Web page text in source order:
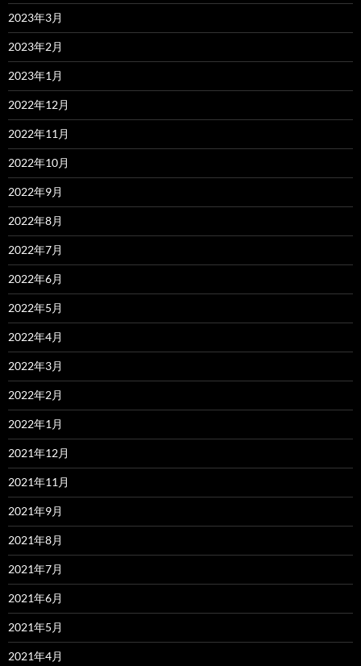
2023年3月
2023年2月
2023年1月
2022年12月
2022年11月
2022年10月
2022年9月
2022年8月
2022年7月
2022年6月
2022年5月
2022年4月
2022年3月
2022年2月
2022年1月
2021年12月
2021年11月
2021年9月
2021年8月
2021年7月
2021年6月
2021年5月
2021年4月